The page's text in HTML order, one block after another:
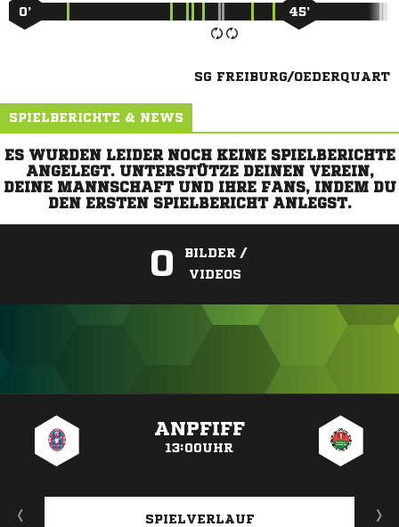
0’ 45’
SG FREIBURG/OEDERQUART
SPIELBERICHTE & NEWS
ES WURDEN LEIDER NOCH KEINE SPIELBERICHTE
ANGELEGT. UNTERSTÜTZE DEINEN VEREIN,
DEINE MANNSCHAFT UND IHRE FANS, INDEM DU
DEN ERSTEN SPIELBERICHT ANLEGST.
0
BILDER /
VIDEOS
ANPFIFF
13:00UHR
SPIELVERLAUF